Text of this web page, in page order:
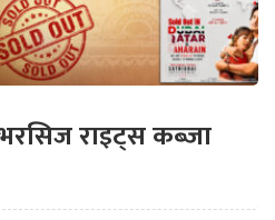
राइट्स कब्जा